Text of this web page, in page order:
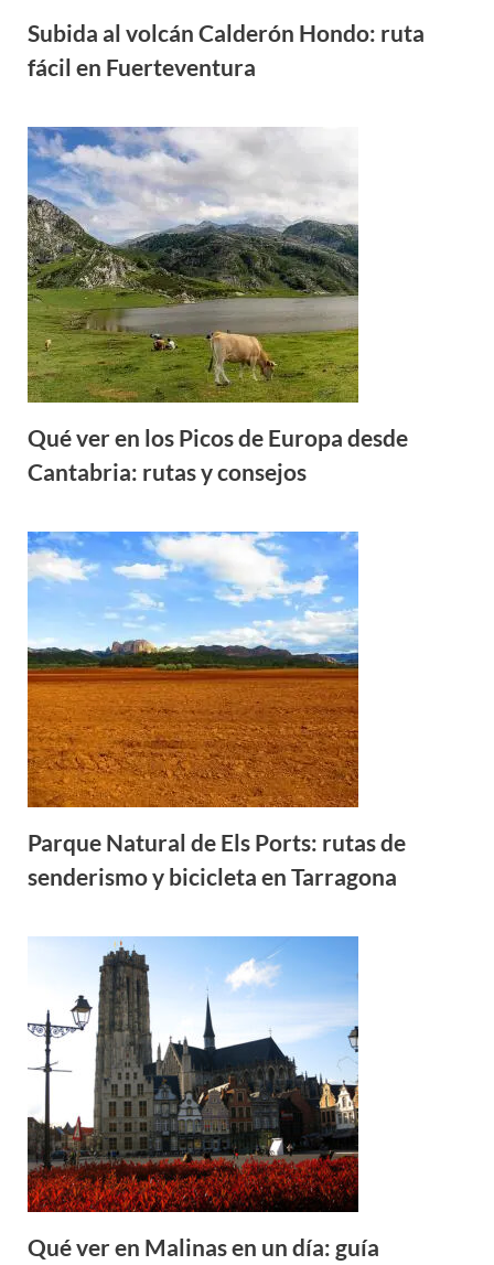
Subida al volcán Calderón Hondo: ruta
fácil en Fuerteventura
Qué ver en los Picos de Europa desde
Cantabria: rutas y consejos
Parque Natural de Els Ports: rutas de
senderismo y bicicleta en Tarragona
Qué ver en Malinas en un día: guía